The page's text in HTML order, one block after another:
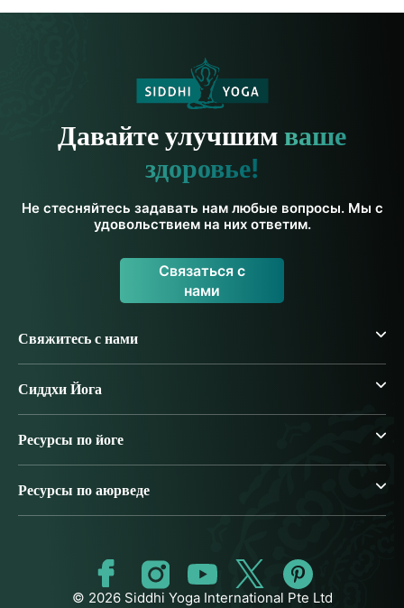
Давайте улучшимваше
здоровье!
Не стесняйтесь задавать нам любые вопросы. Мы с
удовольствием на них ответим.
Связаться с
нами
Свяжитесь с нами
Сиддхи Йога
Ресурсы по йоге
Ресурсы по аюрведе
© 2026 Siddhi Yoga International Pte Ltd